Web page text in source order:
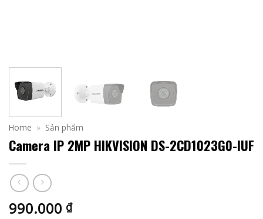
Home » Sản phẩm
Camera IP 2MP HIKVISION DS-2CD1023G0-IUF
990.000 ₫